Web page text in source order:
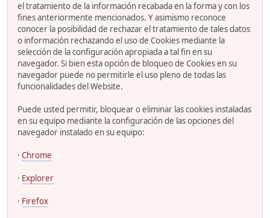
el tratamiento de la información recabada en la forma y con los
fines anteriormente mencionados. Y asimismo reconoce
conocer la posibilidad de rechazar el tratamiento de tales datos
o información rechazando el uso de Cookies mediante la
selección de la configuración apropiada a tal fin en su
navegador. Si bien esta opción de bloqueo de Cookies en su
navegador puede no permitirle el uso pleno de todas las
funcionalidades del Website.
Puede usted permitir, bloquear o eliminar las cookies instaladas
en su equipo mediante la configuración de las opciones del
navegador instalado en su equipo:
· Chrome
· Explorer
· Firefox